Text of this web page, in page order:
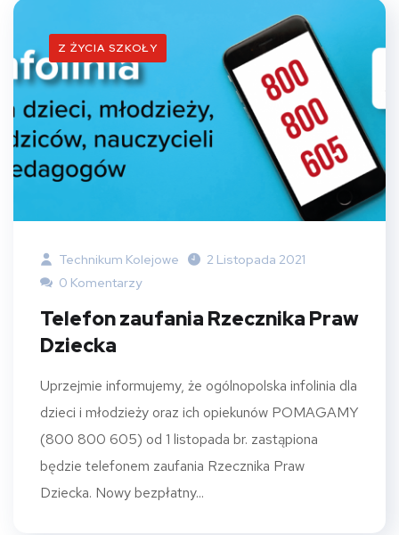
Z ŻYCIA SZKOŁY
Technikum Kolejowe
2 Listopada 2021
0 Komentarzy
Telefon zaufania Rzecznika Praw
Dziecka
Uprzejmie informujemy, że ogólnopolska infolinia dla
dzieci i młodzieży oraz ich opiekunów POMAGAMY
(800 800 605) od 1 listopada br. zastąpiona
będzie telefonem zaufania Rzecznika Praw
Dziecka. Nowy bezpłatny...